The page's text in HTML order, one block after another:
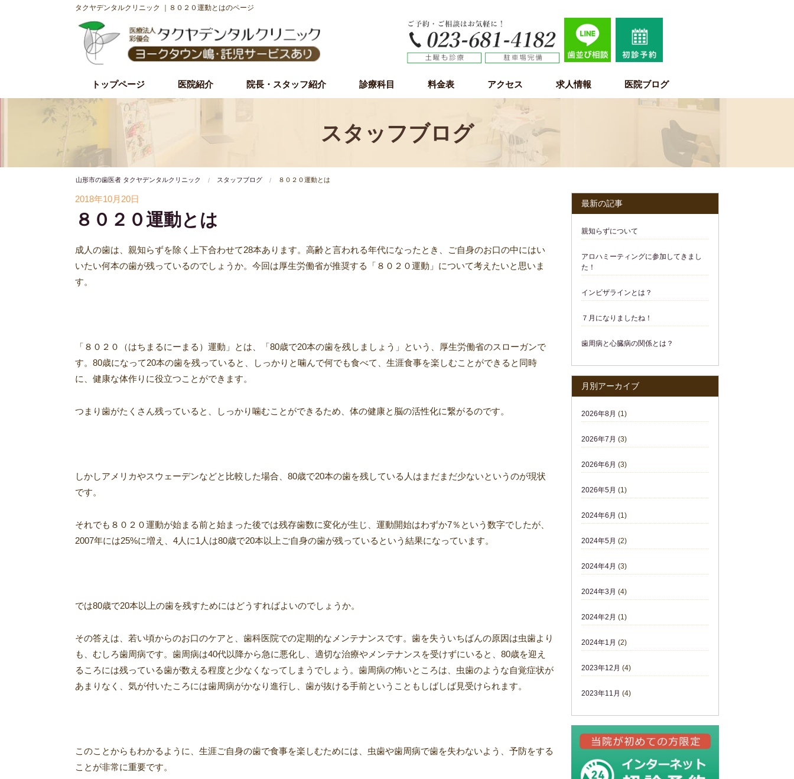
タクヤデンタルクリニック ｜８０２０運動とはのページ
トップページ 医院紹介
初診時の流れ
理事長紹介
院内・設備紹介
治療理念・方針
院長・スタッフ紹介 診療科目 料金表 アクセス 求人情報 医院ブログ
スタッフブログ
山形市の歯医者 タクヤデンタルクリニック スタッフブログ ８０２０運動とは
2018年10月20日
８０２０運動とは
成人の歯は、親知らずを除く上下合わせて28本あります。高齢と言われる年代になったとき、ご自身のお口の中にはい
いたい何本の歯が残っているのでしょうか。今回は厚生労働省が推奨する「８０２０運動」について考えたいと思いま
す。
「８０２０（はちまるにーまる）運動」とは、「80歳で20本の歯を残しましょう」という、厚生労働省のスローガンで
す。80歳になって20本の歯を残っていると、しっかりと噛んで何でも食べて、生涯食事を楽しむことができると同時
に、健康な体作りに役立つことができます。
つまり歯がたくさん残っていると、しっかり噛むことができるため、体の健康と脳の活性化に繋がるのです。
しかしアメリカやスウェーデンなどと比較した場合、80歳で20本の歯を残している人はまだまだ少ないというのが現状
です。
それでも８０２０運動が始まる前と始まった後では残存歯数に変化が生じ、運動開始はわずか7％という数字でしたが、
2007年には25%に増え、4人に1人は80歳で20本以上ご自身の歯が残っているという結果になっています。
では80歳で20本以上の歯を残すためにはどうすればよいのでしょうか。
その答えは、若い頃からのお口のケアと、歯科医院での定期的なメンテナンスです。歯を失ういちばんの原因は虫歯より
も、むしろ歯周病です。歯周病は40代以降から急に悪化し、適切な治療やメンテナンスを受けずにいると、80歳を迎え
るころには残っている歯が数える程度と少なくなってしまうでしょう。歯周病の怖いところは、虫歯のような自覚症状が
あまりなく、気が付いたころには歯周病がかなり進行し、歯が抜ける手前ということもしばしば見受けられます。
このことからもわかるように、生涯ご自身の歯で食事を楽しむためには、虫歯や歯周病で歯を失わないよう、予防をする
ことが非常に重要です。
最新の記事
親知らずについて
アロハミーティングに参加してきまし
た！
インビザラインとは？
７月になりましたね！
歯周病と心臓病の関係とは？
月別アーカイブ
2026年8月 (1)
2026年7月 (3)
2026年6月 (3)
2026年5月 (1)
2024年6月 (1)
2024年5月 (2)
2024年4月 (3)
2024年3月 (4)
2024年2月 (1)
2024年1月 (2)
2023年12月 (4)
2023年11月 (4)